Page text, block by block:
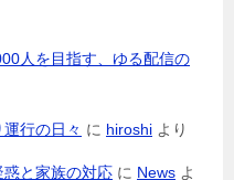
人を目指す、ゆる配信の
行の日々 に hiroshi より
と家族の対応 に News よ